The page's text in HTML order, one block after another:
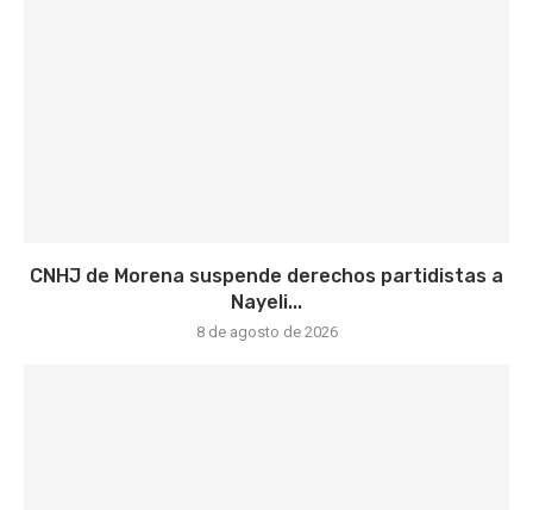
CNHJ de Morena suspende derechos partidistas a
Nayeli...
8 de agosto de 2026